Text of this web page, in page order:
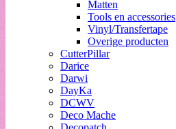
Matten
Tools en accessories
Vinyl/Transfertape
Overige producten
CutterPillar
Darice
Darwi
DayKa
DCWV
Deco Mache